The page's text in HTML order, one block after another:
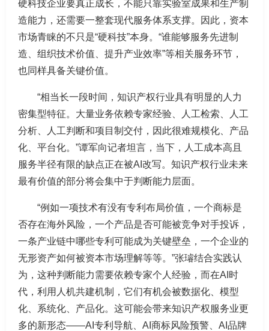
硬科技企业要真正成长，不能只靠实验室成果和生产制
造能力，还需要一整套现代服务体系支撑。因此，资本
市场青睐的不只是“硬科技”本身。“谁能够服务先进制
造、组织技术价值、提升产业效率”等相关服务环节，
也同样具备关键价值。
“相当长一段时间，知识产权行业具有明显的人力
密集型特征。大量业务依赖专家经验、人工检索、人工
分析、人工判断和项目制交付，因此很难规模化、产品
化、平台化。”谭军向记者坦言，当下，人工成本高且
服务半径有限的缺点正在被AI改写。知识产权行业未来
最有价值的部分将会集中于判断能力层面。
“例如一项技术有没有专利布局价值，一个商标是
否存在海外风险，一个产品是否可能被竞争对手投诉，
一条产业链中哪些专利可能成为关键壁垒，一个企业的
无形资产如何被资本市场理解等等。”张璿结合实践认
为，这种判断能力需要依赖专家个人经验，而在AI时
代，利用人机共建机制，它们有机会被数据化、模型
化、系统化、产品化。这可能会带来知识产权服务业更
多的新形态——AI专利导航、AI商标风险预警、AI品牌